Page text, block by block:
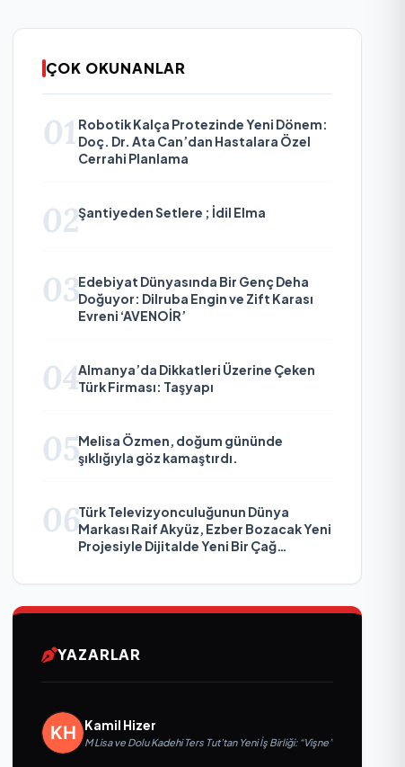
ÇOK OKUNANLAR
01 Robotik Kalça Protezinde Yeni Dönem:
Doç. Dr. Ata Can’dan Hastalara Özel
Cerrahi Planlama
02Şantiyeden Setlere ; İdil Elma
03Edebiyat Dünyasında Bir Genç Deha
Doğuyor: Dilruba Engin ve Zift Karası
Evreni ‘AVENOİR’
04Almanya’da Dikkatleri Üzerine Çeken
Türk Firması: Taşyapı
05Melisa Özmen, doğum gününde
şıklığıyla göz kamaştırdı.
06Türk Televizyonculuğunun Dünya
Markası Raif Akyüz, Ezber Bozacak Yeni
Projesiyle Dijitalde Yeni Bir Çağ
YAZARLAR
Kamil Hizer
M Lisa ve Dolu Kadehi Ters Tut’tan Yeni İş Birliği: “Vişne”